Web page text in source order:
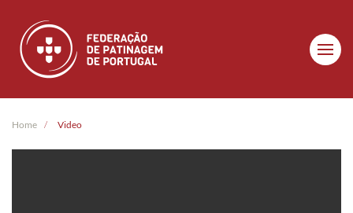
Skip to main content
Home Video